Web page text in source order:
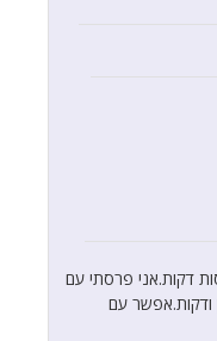
דקות.אני פרסתי עם
ודקות.אפשר עם